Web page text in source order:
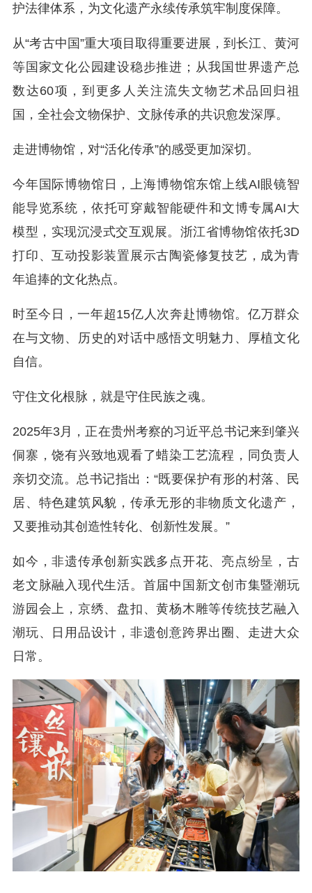
护法律体系，为文化遗产永续传承筑牢制度保障。
从“考古中国”重大项目取得重要进展，到长江、黄河
等国家文化公园建设稳步推进；从我国世界遗产总
数达60项，到更多人关注流失文物艺术品回归祖
国，全社会文物保护、文脉传承的共识愈发深厚。
走进博物馆，对“活化传承”的感受更加深切。
今年国际博物馆日，上海博物馆东馆上线AI眼镜智
能导览系统，依托可穿戴智能硬件和文博专属AI大
模型，实现沉浸式交互观展。浙江省博物馆依托3D
打印、互动投影装置展示古陶瓷修复技艺，成为青
年追捧的文化热点。
时至今日，一年超15亿人次奔赴博物馆。亿万群众
在与文物、历史的对话中感悟文明魅力、厚植文化
自信。
守住文化根脉，就是守住民族之魂。
2025年3月，正在贵州考察的习近平总书记来到肇兴
侗寨，饶有兴致地观看了蜡染工艺流程，同负责人
亲切交流。总书记指出：“既要保护有形的村落、民
居、特色建筑风貌，传承无形的非物质文化遗产，
又要推动其创造性转化、创新性发展。”
如今，非遗传承创新实践多点开花、亮点纷呈，古
老文脉融入现代生活。首届中国新文创市集暨潮玩
游园会上，京绣、盘扣、黄杨木雕等传统技艺融入
潮玩、日用品设计，非遗创意跨界出圈、走进大众
日常。